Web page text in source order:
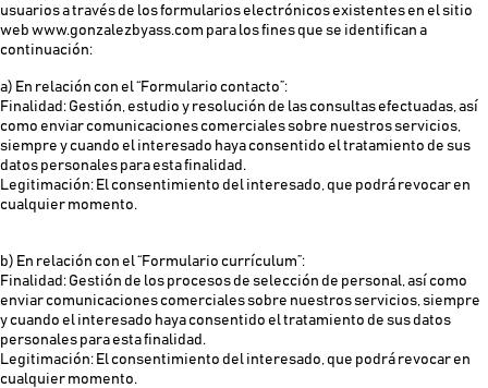
usuarios a través de los formularios electrónicos existentes en el sitio
web www.gonzalezbyass.com para los fines que se identifican a
continuación:
a) En relación con el “Formulario contacto”:
Finalidad: Gestión, estudio y resolución de las consultas efectuadas, así
como enviar comunicaciones comerciales sobre nuestros servicios,
siempre y cuando el interesado haya consentido el tratamiento de sus
datos personales para esta finalidad.
Legitimación: El consentimiento del interesado, que podrá revocar en
cualquier momento.
b) En relación con el “Formulario currículum”:
Finalidad: Gestión de los procesos de selección de personal, así como
enviar comunicaciones comerciales sobre nuestros servicios, siempre
y cuando el interesado haya consentido el tratamiento de sus datos
personales para esta finalidad.
Legitimación: El consentimiento del interesado, que podrá revocar en
cualquier momento.